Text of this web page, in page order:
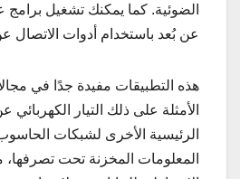
الضوئية. كما يمكنك تشغيل برامج
عن بُعد باستخدام أدوات الاتصال
هذه التطبيقات مفيدة جدًا في
الأمثلة على ذلك التيار الكهربائي
الرئيسية الأخرى لشبكات
المعلومات المخزنة تحت